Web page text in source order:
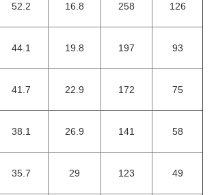
52.2 16.8 258 126
44.1 19.8 197 93
41.7 22.9 172 75
38.1 26.9 141 58
35.7 29 123 49